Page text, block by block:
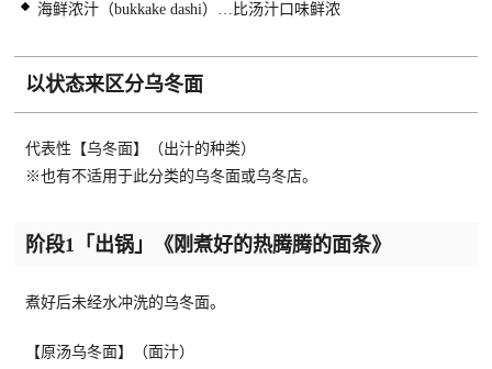
海鲜浓汁（bukkake dashi）…比汤汁口味鲜浓
以状态来区分乌冬面
代表性【乌冬面】（出汁的种类）
※也有不适用于此分类的乌冬面或乌冬店。
阶段1「出锅」《刚煮好的热腾腾的面条》
煮好后未经水冲洗的乌冬面。
【原汤乌冬面】（面汁）